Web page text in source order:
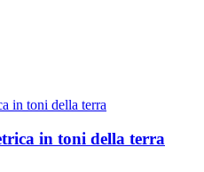
in toni della terra